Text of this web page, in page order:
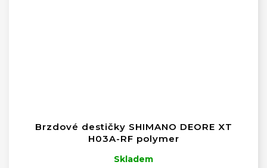
Brzdové destičky SHIMANO DEORE XT
H03A-RF polymer
Skladem